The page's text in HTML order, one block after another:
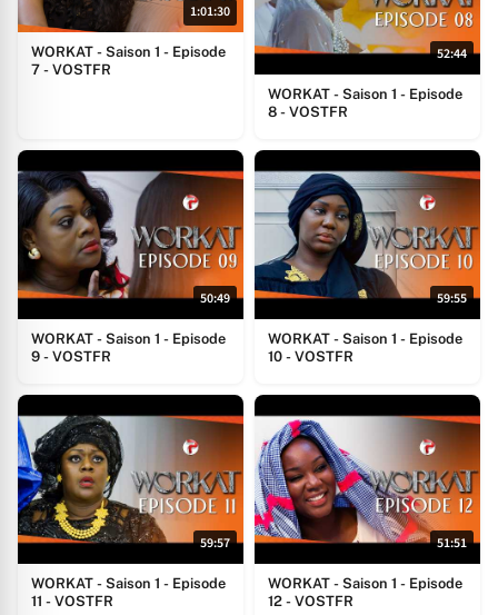
1:01:30
WORKAT - Saison 1 - Episode
7 - VOSTFR
52:44
WORKAT - Saison 1 - Episode
8 - VOSTFR
50:49
WORKAT - Saison 1 - Episode
9 - VOSTFR
59:55
WORKAT - Saison 1 - Episode
10 - VOSTFR
59:57
WORKAT - Saison 1 - Episode
11 - VOSTFR
51:51
WORKAT - Saison 1 - Episode
12 - VOSTFR